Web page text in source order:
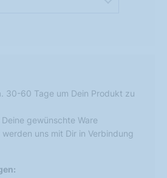
30-60 Tage um Dein Produkt zu
gewünschte Ware
uns mit Dir in Verbindung